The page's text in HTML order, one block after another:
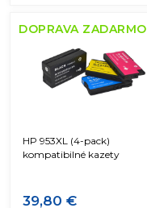
DOPRAVA ZADARMO
HP 953XL (4-pack)
kompatibilné kazety
39,80 €